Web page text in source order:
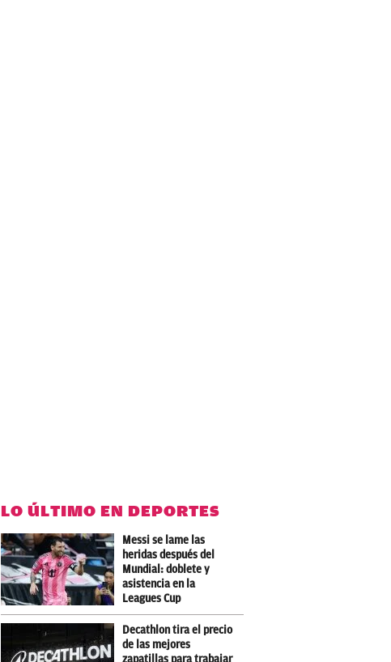
LO ÚLTIMO EN DEPORTES
Messi se lame las
heridas después del
Mundial: doblete y
asistencia en la
Leagues Cup
Decathlon tira el precio
de las mejores
zapatillas para trabajar